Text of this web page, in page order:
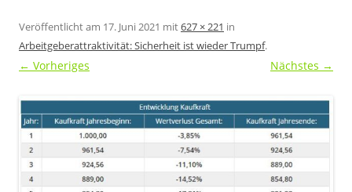
Veröffentlicht am 17. Juni 2021 mit627 × 221 in
Arbeitgeberattraktivität: Sicherheit ist wieder Trumpf.
← Vorheriges Nächstes →